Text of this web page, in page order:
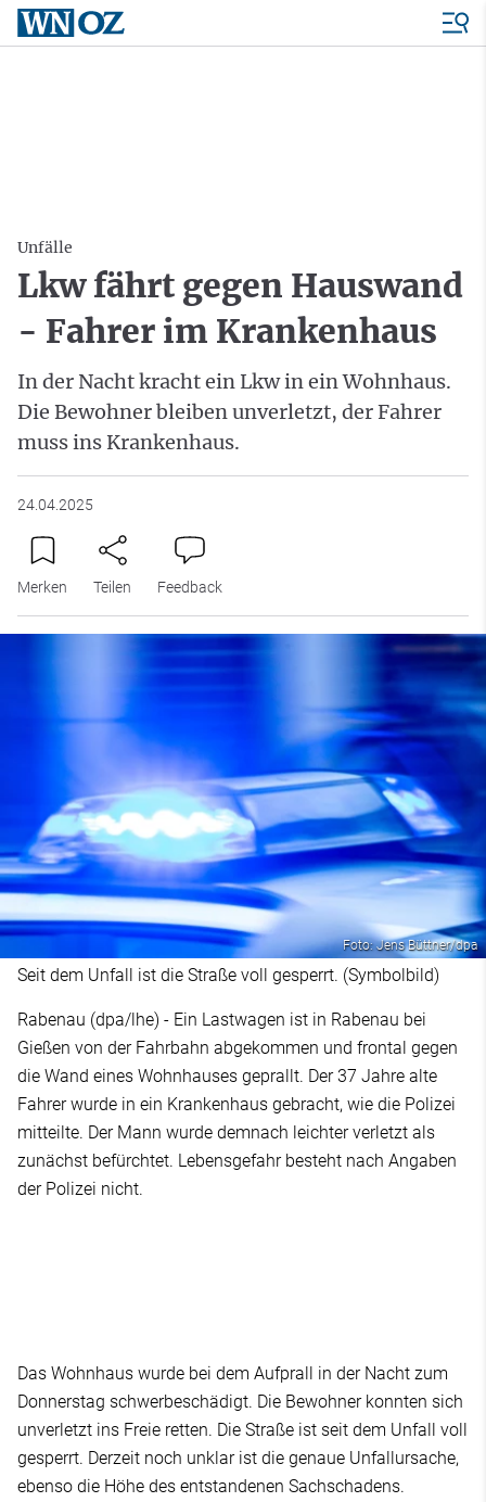
Unfälle
Lkw fährt gegen Hauswand
- Fahrer im Krankenhaus
In der Nacht kracht ein Lkw in ein Wohnhaus.
Die Bewohner bleiben unverletzt, der Fahrer
muss ins Krankenhaus.
24.04.2025
Merken Teilen Feedback
Foto: Jens Büttner/dpa
Seit dem Unfall ist die Straße voll gesperrt. (Symbolbild)
Rabenau (dpa/lhe) - Ein Lastwagen ist in Rabenau bei
Gießen von der Fahrbahn abgekommen und frontal gegen
die Wand eines Wohnhauses geprallt. Der 37 Jahre alte
Fahrer wurde in ein Krankenhaus gebracht, wie die Polizei
mitteilte. Der Mann wurde demnach leichter verletzt als
zunächst befürchtet. Lebensgefahr besteht nach Angaben
der Polizei nicht.
Das Wohnhaus wurde bei dem Aufprall in der Nacht zum
Donnerstag schwerbeschädigt. Die Bewohner konnten sich
unverletzt ins Freie retten. Die Straße ist seit dem Unfall voll
gesperrt. Derzeit noch unklar ist die genaue Unfallursache,
ebenso die Höhe des entstandenen Sachschadens.